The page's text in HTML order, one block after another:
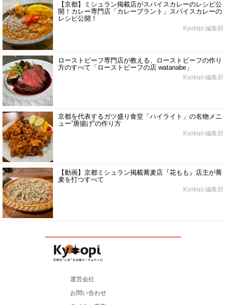
【京都】ミシュラン掲載店がスパイスカレーのレシピ公
開！カレー専門店「カレープラント」スパイスカレーの
レシピ公開！
Kyotopi 編集部
ローストビーフ専門店が教える、ローストビーフの作り
方のすべて「ローストビーフの店 watanabe」
Kyotopi 編集部
京都を代表するガツ盛り食堂「ハイライト」の名物メニ
ュー”唐揚げ”の作り方
Kyotopi 編集部
【動画】京都ミシュラン掲載蕎麦店『花もも』店主が蕎
麦を打つすべて
Kyotopi 編集部
運営会社
お問い合わせ